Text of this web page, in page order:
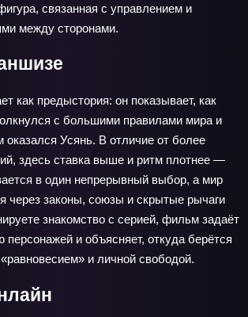
связанная с управлением и
между сторонами.
как предыстория: он показывает, как
с большими правилами мира и
оказался Усянь. В отличие от более
здесь ставка выше и ритм плотнее —
в один непрерывный выбор, а мир
через законы, союзы и скрытые рычаги
знакомство с серией, фильм задаёт
и объясняет, откуда берётся
и личной свободой.